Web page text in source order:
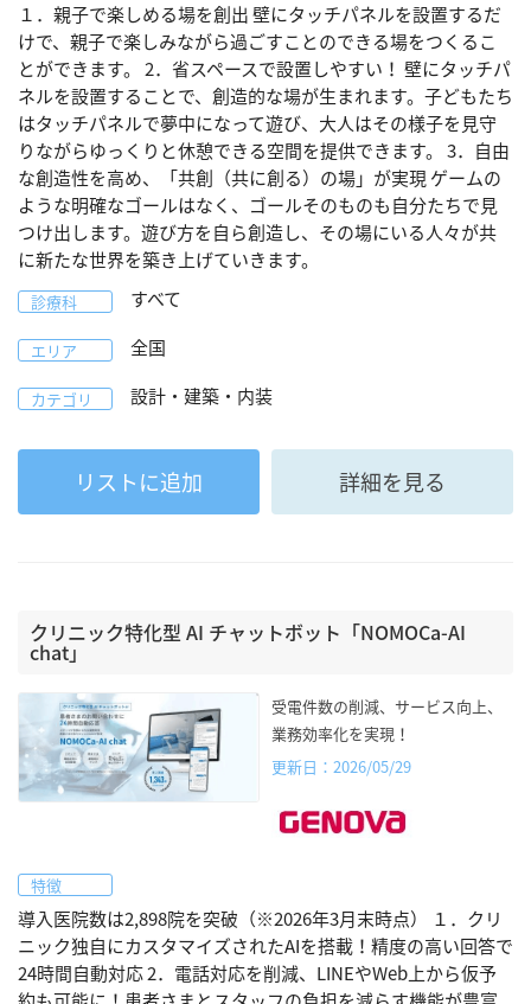
１．親子で楽しめる場を創出 壁にタッチパネルを設置するだ
けで、親子で楽しみながら過ごすことのできる場をつくるこ
とができます。 2．省スペースで設置しやすい！ 壁にタッチパ
ネルを設置することで、創造的な場が生まれます。子どもたち
はタッチパネルで夢中になって遊び、大人はその様子を見守
りながらゆっくりと休憩できる空間を提供できます。 3．自由
な創造性を高め、「共創（共に創る）の場」が実現 ゲームの
ような明確なゴールはなく、ゴールそのものも自分たちで見
つけ出します。遊び方を自ら創造し、その場にいる人々が共
に新たな世界を築き上げていきます。
診療科 すべて
エリア 全国
カテゴリ 設計・建築・内装
リストに追加 詳細を見る
クリニック特化型 AI チャットボット「NOMOCa-AI
chat」
受電件数の削減、サービス向上、
業務効率化を実現！
更新日：2026/05/29
特徴
導入医院数は2,898院を突破（※2026年3月末時点） １．クリ
ニック独自にカスタマイズされたAIを搭載！精度の高い回答で
24時間自動対応 2．電話対応を削減、LINEやWeb上から仮予